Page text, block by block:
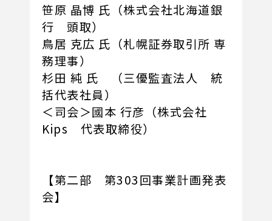
笹原 晶博 氏（株式会社北海道銀
行 頭取）
鳥居 克広 氏（札幌証券取引所 専
務理事）
杉田 純 氏 （三優監査法人 統
括代表社員）
＜司会＞國本 行彦（株式会社
Kips 代表取締役）
【第二部 第303回事業計画発表
会】